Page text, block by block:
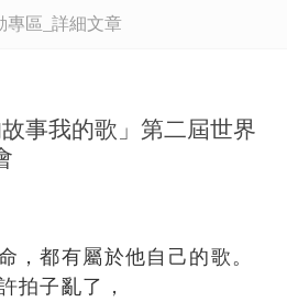
專區_詳細文章
事我的歌」第二屆世界
，都有屬於他自己的歌。
拍子亂了，